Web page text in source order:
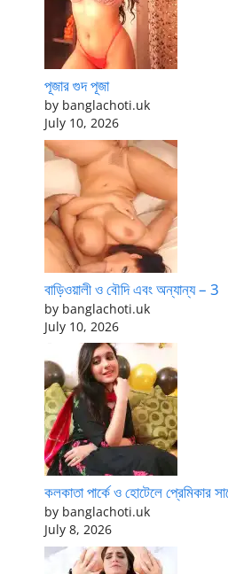
পূজার গুদ পূজা
by banglachoti.uk
July 10, 2026
বাড়িওয়ালী ও বৌদি এবং অন্যান্য – 3
by banglachoti.uk
July 10, 2026
কলকাতা পার্কে ও হোটেলে প্রেমিকার
by banglachoti.uk
July 8, 2026